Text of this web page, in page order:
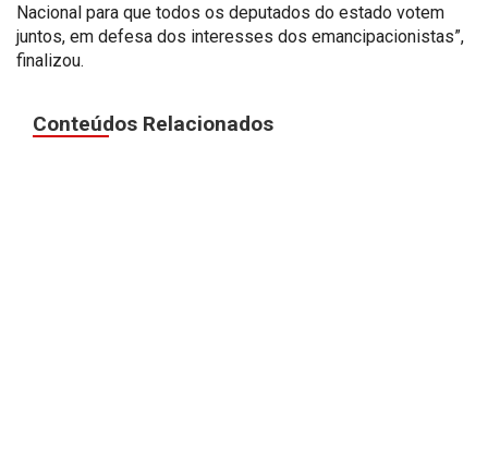
Nacional para que todos os deputados do estado votem
juntos, em defesa dos interesses dos emancipacionistas”,
finalizou.
Conteúdos Relacionados